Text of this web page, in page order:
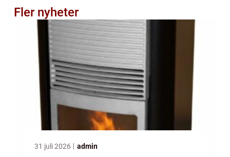
Fler nyheter
31 juli 2026 admin